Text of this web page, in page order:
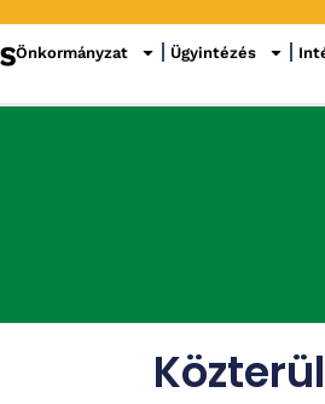
Önkormányzat Ügyintézés